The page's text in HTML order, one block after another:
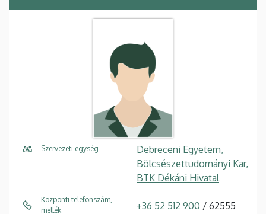
Szervezeti egység
Debreceni Egyetem,
Bölcsészettudományi Kar,
BTK Dékáni Hivatal
Központi telefonszám,
mellék
+36 52 512 900 / 62555